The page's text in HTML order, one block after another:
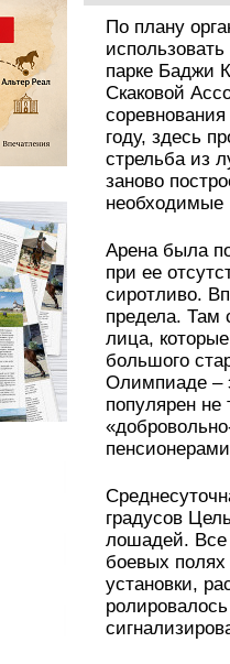
По плану
парке Баджи
Скаковой
году, здесь
стрельба из
заново
Арена была
при ее
сиротливо.
предела. Там
лица,
большого
Олимпиаде –
популярен не
градусов
лошадей. Все
боевых
установки,